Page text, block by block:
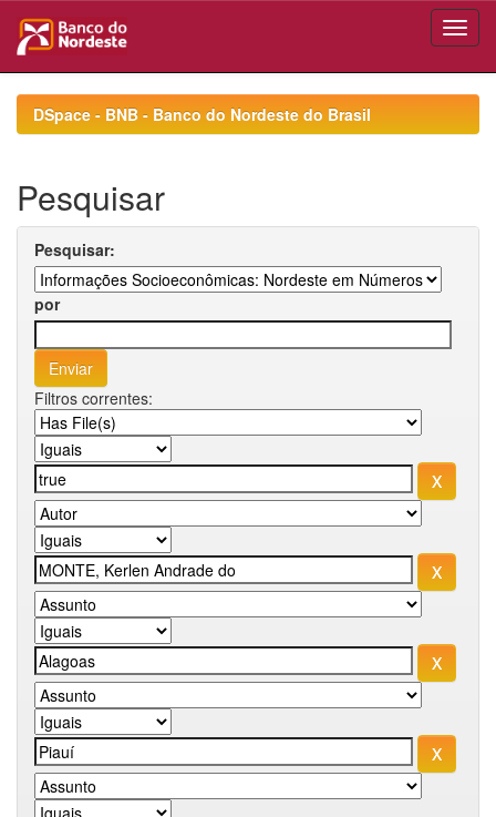
navigationDSpace - BNB - Banco do Nordeste do Brasil
Pesquisar
Pesquisar:
por
Filtros correntes: